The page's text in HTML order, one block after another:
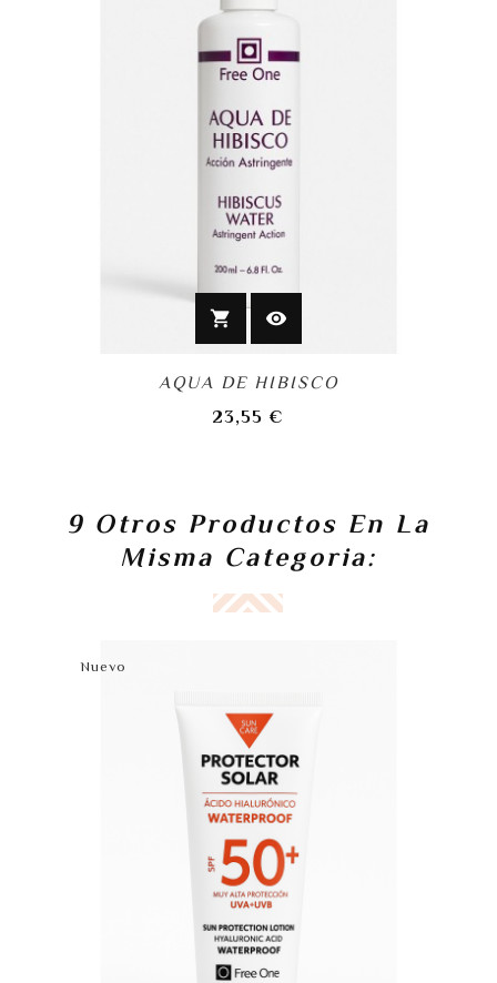
shopping_cart visibility
AQUA DE HIBISCO
23,55 €
9 Otros Productos En La
Misma Categoria:
Nuevo